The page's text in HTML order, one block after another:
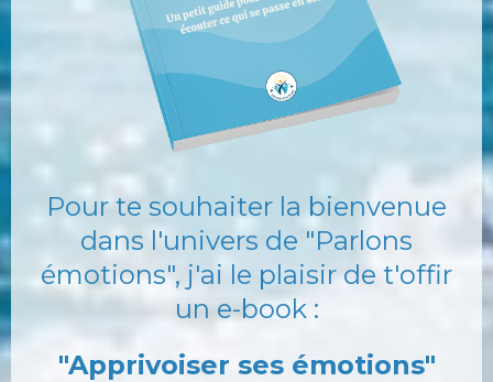
Pour te souhaiter la bienvenue
dans l'univers de "Parlons
émotions", j'ai le plaisir de t'offir
un e-book :
"Apprivoiser ses émotions"